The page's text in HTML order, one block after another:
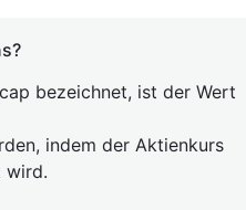
bezeichnet, ist der Wert
indem der Aktienkurs
wird.